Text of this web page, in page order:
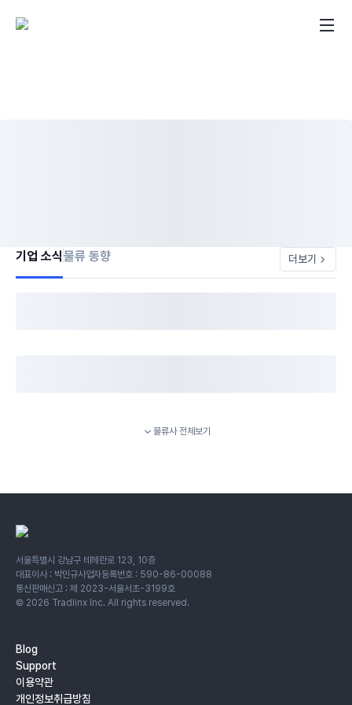
기업 소식물류 동향 더보기
물류사 전체보기
서울특별시 강남구 테헤란로 123, 10층
대표이사 : 박민규사업자등록번호 : 590-86-00088
통신판매신고 : 제 2023-서울서초-3199호
© 2026 Tradlinx Inc. All rights reserved.
Blog
Support
이용약관
개인정보취급방침